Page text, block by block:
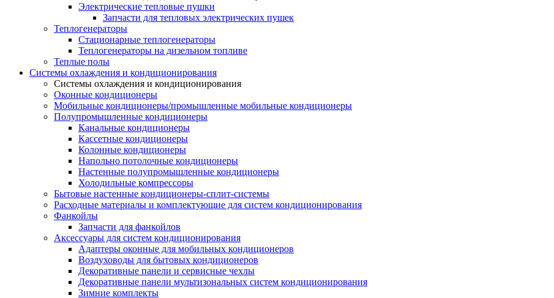
Электрические тепловые пушки
Запчасти для тепловых электрических пушек
Теплогенераторы
Cтационарные теплогенераторы
Теплогенераторы на дизельном топливе
Теплые полы
Системы охлаждения и кондиционирования
Системы охлаждения и кондиционирования
Оконные кондиционеры
Мобильные кондиционеры/промышленные мобильные кондиционеры
Полупромышленные кондиционеры
Канальные кондиционеры
Кассетные кондиционеры
Колонные кондиционеры
Напольно потолочные кондиционеры
Настенные полупромышленные кондиционеры
Холодильные компрессоры
Бытовые настенные кондиционеры-сплит-системы
Расходные материалы и комплектующие для систем кондиционирования
Фанкойлы
Запчасти для фанкойлов
Аксессуары для систем кондиционирования
Адаптеры оконные для мобильных кондиционеров
Воздуховоды для бытовых кондиционеров
Декоративные панели и сервисные чехлы
Декоративные панели мультизональных систем кондиционирования
Зимние комплекты